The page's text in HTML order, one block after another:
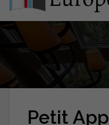
Petit